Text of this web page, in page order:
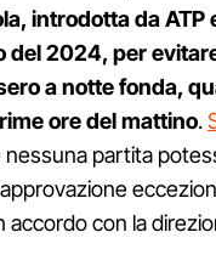
introdotta da ATP
del 2024, per
a notte fonda,
ore del mattino.
nessuna partita
accordo con la